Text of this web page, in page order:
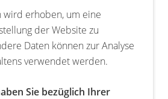
wird erhoben, um eine
der Website zu
Daten können zur Analyse
verwendet werden.
Sie bezüglich Ihrer